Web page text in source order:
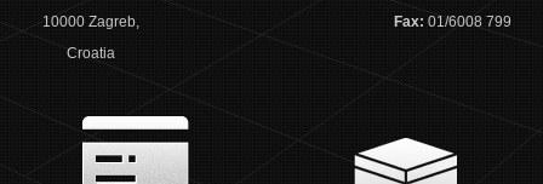
10000 Zagreb,
Croatia
Fax: 01/6008 799